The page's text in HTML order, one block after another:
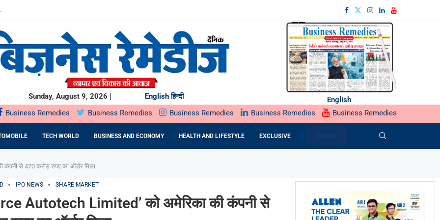
बारे में...
करोड़...EQUITY ALL...
OPPORTUNITIES...
BUILT AROUND INDIA’S...
Sunday, August 9, 2026 | English हिन्दी
English
Business Remedies Business Remedies Business Remedies Business Remedies Business Remedies
TECH WORLD BUSINESS AND ECONOMY HEALTH AND LIFESTYLE EXCLUSIVE
से 470 करोड़ रुपए का ऑर्डर मिला
IPO NEWS SHARE MARKET
Autotech Limited’ को अमेरिका की कंपनी से